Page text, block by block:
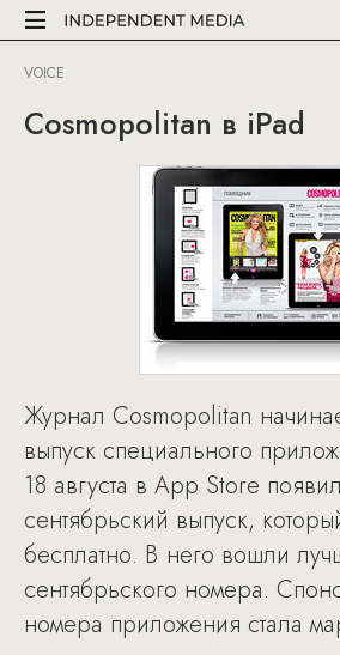
VOICE
Cosmopolitan в iPad
Журнал Cosmopolitan
выпуск специального
18 августа в App Store
сентябрьский выпуск,
бесплатно. В него вошли
сентябрьского номера.
номера приложения стала